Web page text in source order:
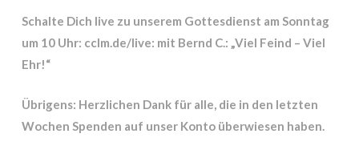
Schalte Dich live zu unserem Gottesdienst am Sonntag
um 10 Uhr: cclm.de/live: mit Bernd C.: „Viel Feind – Viel
Ehr!“
Übrigens: Herzlichen Dank für alle, die in den letzten
Wochen Spenden auf unser Konto überwiesen haben.